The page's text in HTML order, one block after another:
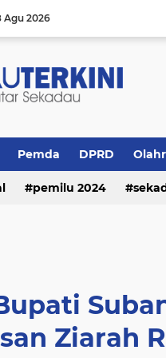
Agu 2026
Pemda DPRD
pemilu 2024
Ziarah